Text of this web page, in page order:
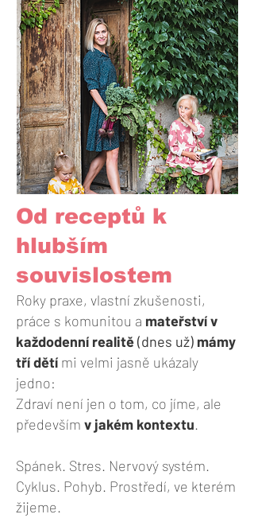
Od receptů k
hlubším
souvislostem
Roky praxe, vlastní zkušenosti,
práce s komunitou a mateřství v
každodenní realitě(dnes už) mámy
tří dětí mi velmi jasně ukázaly
jedno:
Zdraví není jen o tom, co jíme, ale
především v jakém kontextu.
Spánek. Stres. Nervový systém.
Cyklus. Pohyb. Prostředí, ve kterém
žijeme.